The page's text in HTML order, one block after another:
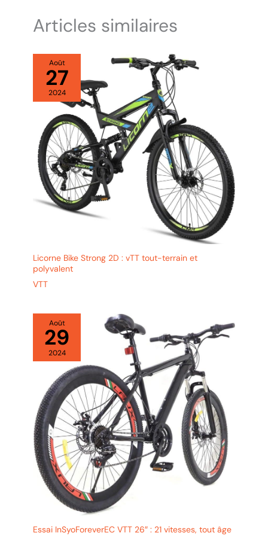
Articles similaires
Août
27
2024
Licorne Bike Strong 2D : vTT tout-terrain et
polyvalent
VTT
Août
29
2024
Essai InSyoForeverEC VTT 26″ : 21 vitesses, tout âge